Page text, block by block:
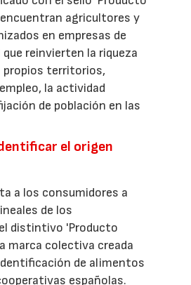
agricultores y
en empresas de
reinvierten la riqueza
propios territorios,
la actividad
de población en las
el origen
a los consumidores a
de los
distintivo 'Producto
marca colectiva creada
de alimentos
españolas.